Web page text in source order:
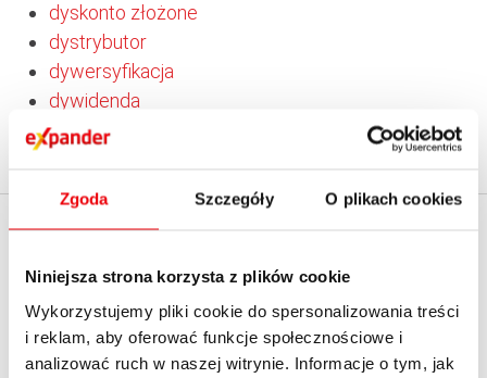
Zgoda Szczegóły O plikach cookies
Niniejsza strona korzysta z plików cookie
Wykorzystujemy pliki cookie do spersonalizowania treści
i reklam, aby oferować funkcje społecznościowe i
analizować ruch w naszej witrynie. Informacje o tym, jak
dyskonto złożone
dystrybutor
dywersyfikacja
dywidenda
dział ubezpieczeń
O firmie
Kontakt z Expanderem
Kontakt do mediów
Emerytalne
Ubezpieczeniowe